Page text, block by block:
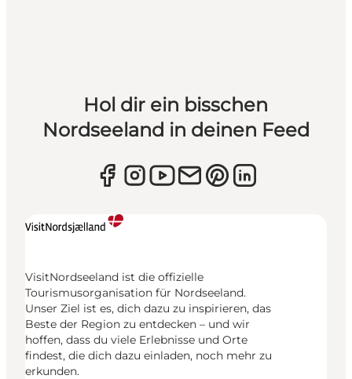
Hol dir ein bisschen
Nordseeland in deinen Feed
VisitNordseeland ist die offizielle
Tourismusorganisation für Nordseeland.
Unser Ziel ist es, dich dazu zu inspirieren, das
Beste der Region zu entdecken – und wir
hoffen, dass du viele Erlebnisse und Orte
findest, die dich dazu einladen, noch mehr zu
erkunden.